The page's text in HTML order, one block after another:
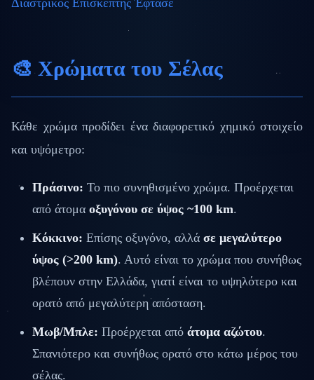
🎨 Χρώματα του Σέλας
Κάθε χρώμα προδίδει ένα διαφορετικό χημικό στοιχείο
και υψόμετρο:
Πράσινο: Το πιο συνηθισμένο χρώμα. Προέρχεται
από άτομα οξυγόνου σε ύψος ~100 km.
Κόκκινο: Επίσης οξυγόνο, αλλά σε μεγαλύτερο
ύψος (>200 km). Αυτό είναι το χρώμα που συνήθως
βλέπουν στην Ελλάδα, γιατί είναι το υψηλότερο και
ορατό από μεγαλύτερη απόσταση.
Μωβ/Μπλε: Προέρχεται από άτομα αζώτου.
Σπανιότερο και συνήθως ορατό στο κάτω μέρος του
σέλας.